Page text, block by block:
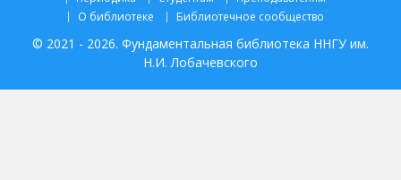
О библиотеке
Библиотечное сообщество
© 2021 - 2026. Фундаментальная библиотека ННГУ им.
Н.И. Лобачевского